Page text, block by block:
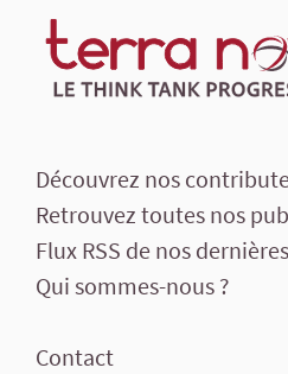
Découvrez nos
Retrouvez toutes nos
Flux RSS de nos
Qui sommes-nous ?
Contact